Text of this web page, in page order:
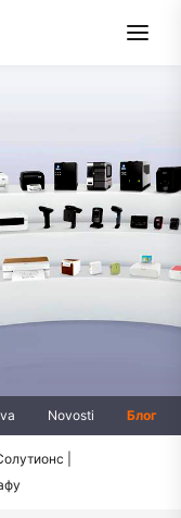
Novosti Блог
|